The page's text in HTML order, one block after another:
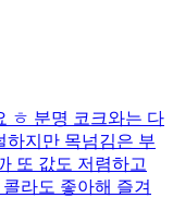
ㅎ 분명 코크와는 다
하지만 목넘김은 부
또 값도 저렴하고
라도 좋아해 즐겨